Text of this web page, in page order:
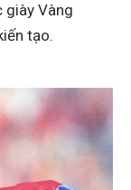
giày Vàng
tạo.